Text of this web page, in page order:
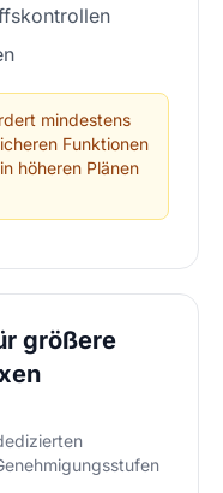
mindestens
Funktionen
höheren Plänen
größere